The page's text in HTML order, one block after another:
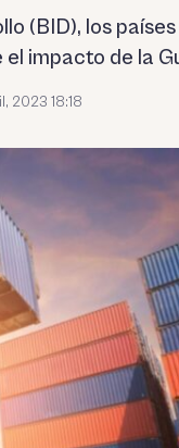
(BID), los
impacto de la
2023 18:18